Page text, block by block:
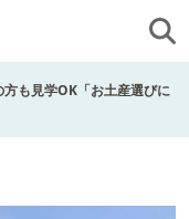
も見学OK「お土産選びに